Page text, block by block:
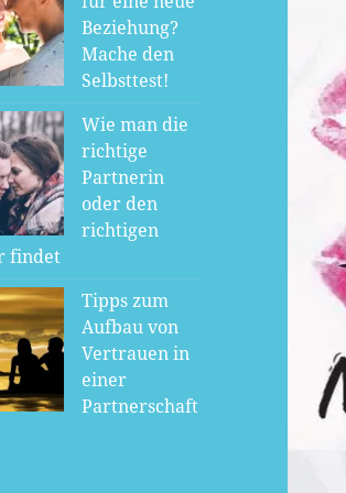
Beziehung?
Mache den
Selbsttest!
Wie man die
richtige
Partnerin
oder den
richtigen
findet
Tipps zum
Aufbau von
Vertrauen in
einer
Partnerschaft
withdiamonds